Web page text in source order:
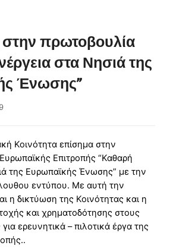
στην πρωτοβουλία
στα Νησιά της
Ένωσης”
Κοινότητα επίσημα στην
Επιτροπής “Καθαρή
της Ευρωπαϊκής Ένωσης” με την
εντύπου. Με αυτή την
η δικτύωση της Κοινότητας και η
και χρηματοδότησης στους
ερευνητικά – πιλοτικά έργα της